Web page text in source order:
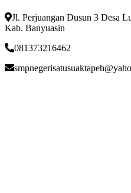
Jl. Perjuangan Dusun 3 Desa
Kab. Banyuasin
081373216462